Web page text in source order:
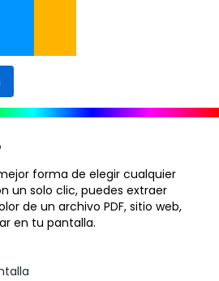
forma de elegir cualquier
un solo clic, puedes extraer
de un archivo PDF, sitio web,
en tu pantalla.